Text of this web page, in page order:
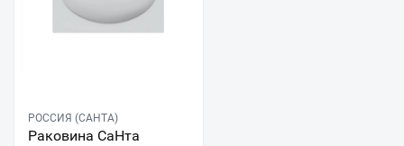
РОССИЯ (САНТА)
Раковина СаНта